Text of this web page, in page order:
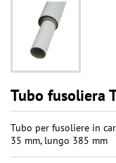
Tubo fusoliera
Tubo per fusoliere in
35 mm, lungo 385 mm